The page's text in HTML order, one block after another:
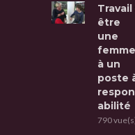
Travail
être
une
femme
à un
poste
abilité
790